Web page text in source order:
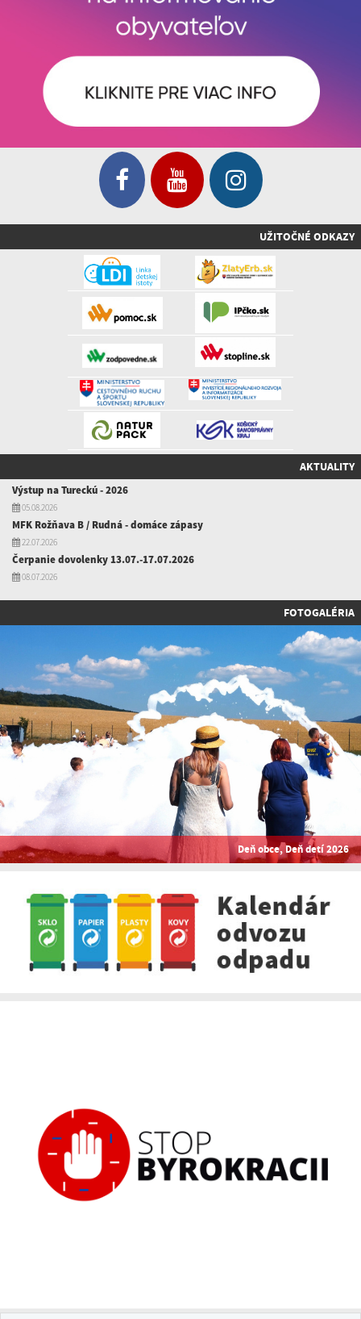
UŽITOČNÉ ODKAZY
AKTUALITY
Výstup na Tureckú - 2026
05.08.2026
MFK Rožňava B / Rudná - domáce zápasy
22.07.2026
Čerpanie dovolenky 13.07.-17.07.2026
08.07.2026
FOTOGALÉRIA
Deň obce, Deň detí 2026